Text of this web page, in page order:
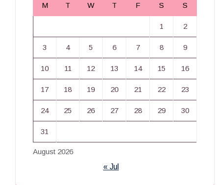
August 2026
M T W T F S S
1 2
3 4 5 6 7 8 9
10 11 12 13 14 15 16
17 18 19 20 21 22 23
24 25 26 27 28 29 30
31
« Jul